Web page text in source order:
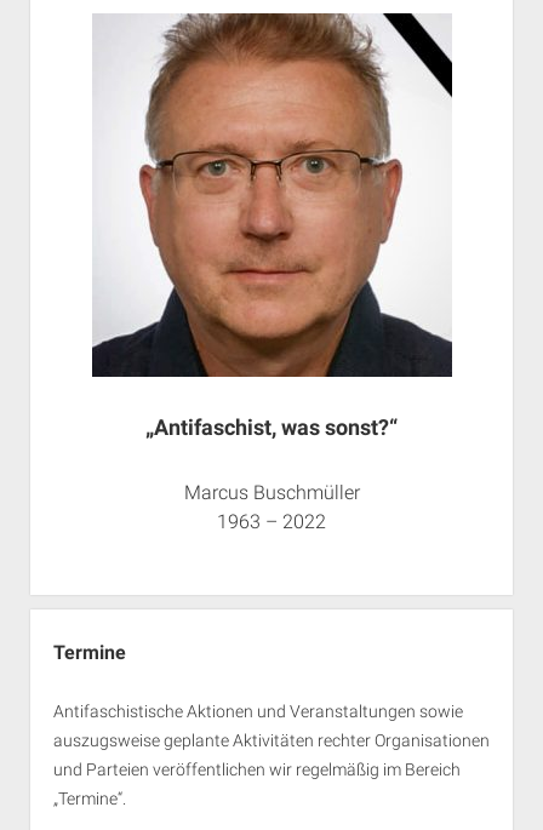
„Antifaschist, was sonst?“
Marcus Buschmüller
1963 – 2022
Termine
Antifaschistische Aktionen und Veranstaltungen sowie
auszugsweise geplante Aktivitäten rechter Organisationen
und Parteien veröffentlichen wir regelmäßig im Bereich
„Termine“.